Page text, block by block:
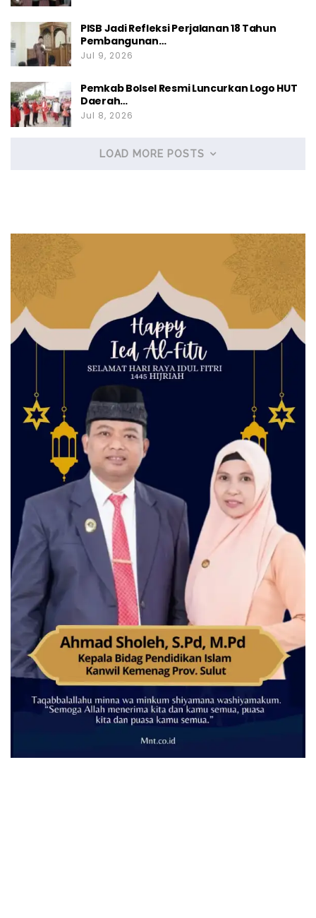
PISB Jadi Refleksi Perjalanan 18 Tahun
Pembangunan…
Jul 9, 2026
Pemkab Bolsel Resmi Luncurkan Logo HUT
Daerah…
Jul 8, 2026
LOAD MORE POSTS